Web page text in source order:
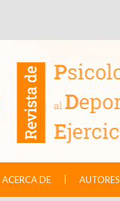
ACERCA DE AUTORES